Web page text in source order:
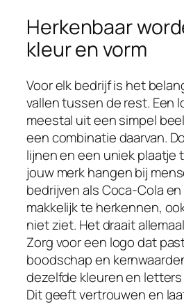
Herkenbaar
kleur en vorm
Voor elk bedrijf is het
vallen tussen de rest. Een
meestal uit een simpel
een combinatie daarvan.
lijnen en een uniek plaatje
jouw merk hangen bij
bedrijven als Coca-Cola en
makkelijk te herkennen,
niet ziet. Het draait
Zorg voor een logo dat
boodschap en
dezelfde kleuren en letters
Dit geeft vertrouwen en